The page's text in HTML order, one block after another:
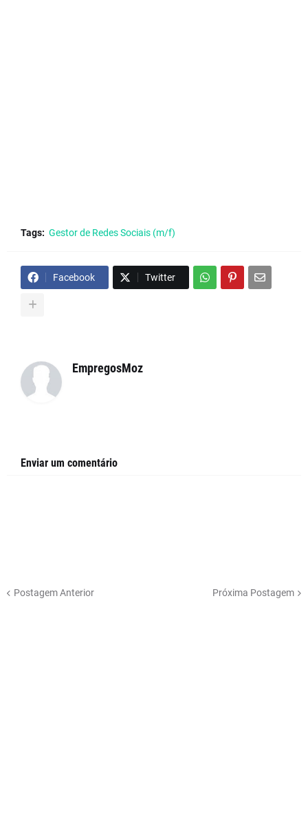
Tags: Gestor de Redes Sociais (m/f)
Facebook Twitter
EmpregosMoz
Enviar um comentário
Postagem Anterior Próxima Postagem